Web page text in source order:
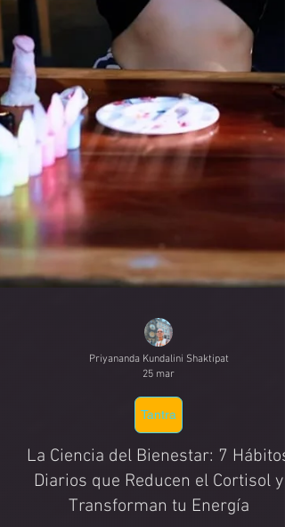
Priyananda Kundalini Shaktipat
25 mar
Tantra